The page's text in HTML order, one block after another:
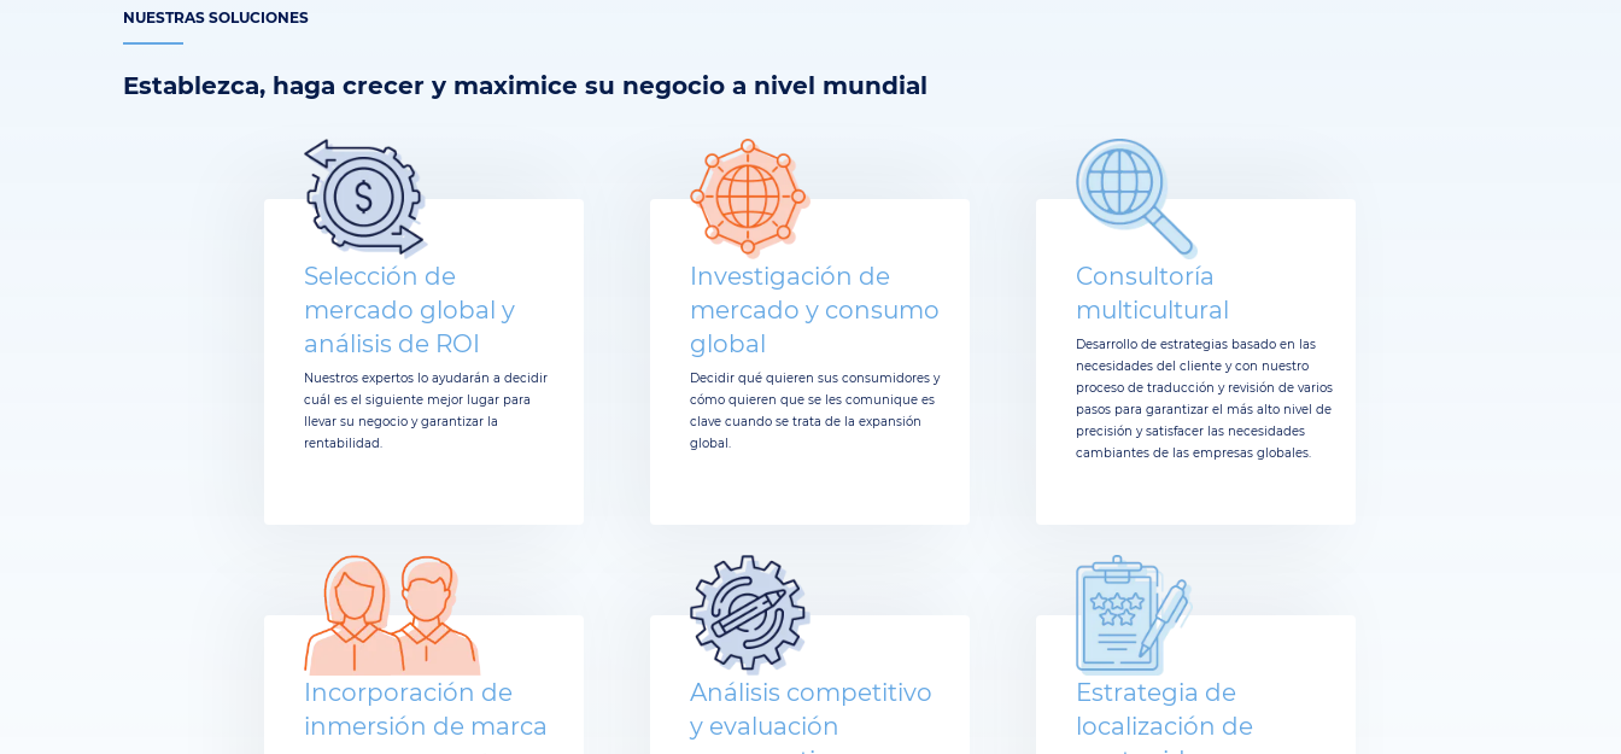
NUESTRAS SOLUCIONES
Establezca, haga crecer y maximice su negocio a nivel mundial
Selección de
mercado global y
análisis de ROI
Nuestros expertos lo ayudarán a decidir
cuál es el siguiente mejor lugar para
llevar su negocio y garantizar la
rentabilidad.
Investigación de
mercado y consumo
global
Decidir qué quieren sus consumidores y
cómo quieren que se les comunique es
clave cuando se trata de la expansión
global.
Consultoría
multicultural
Desarrollo de estrategias basado en las
necesidades del cliente y con nuestro
proceso de traducción y revisión de varios
pasos para garantizar el más alto nivel de
precisión y satisfacer las necesidades
cambiantes de las empresas globales.
Incorporación de
inmersión de marca
Análisis competitivo
y evaluación
Estrategia de
localización de